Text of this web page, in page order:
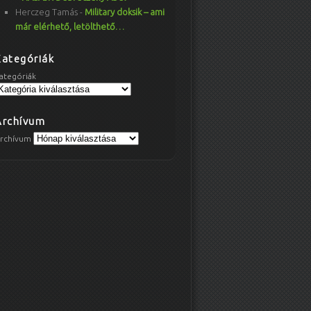
Herczeg Tamás - Military doksik – ami
már elérhető, letölthető…